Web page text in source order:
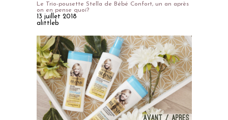
Le Trio-pousette Stella de Bébé Confort, un an après
on en pense quoi?
13 juillet 2018
alittleb